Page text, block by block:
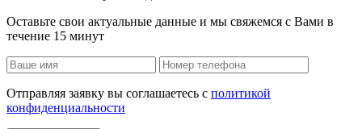
Оставьте свои актуальные данные и мы свяжемся с Вами в
течение 15 минут
Отправляя заявку вы соглашаетесь с политикой
конфиденциальности